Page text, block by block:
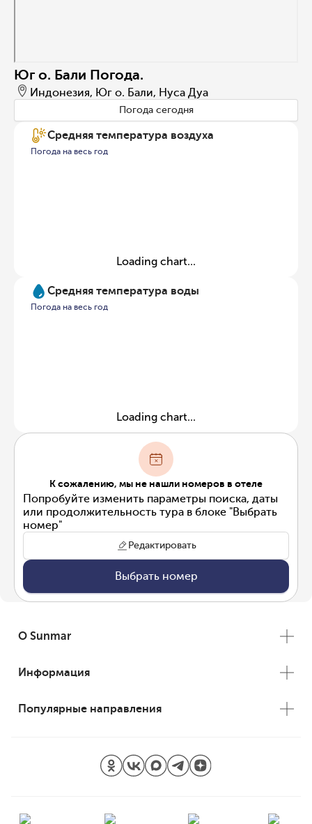
Юг о. Бали Погода.
Индонезия, Юг о. Бали, Нуса Дуа
Погода сегодня
Средняя температура воздуха
Погода на весь год
Loading chart...
Средняя температура воды
Погода на весь год
Loading chart...
К сожалению, мы не нашли номеров в отеле
Попробуйте изменить параметры поиска, даты
или продолжительность тура в блоке "Выбрать
номер"
Редактировать
Выбрать номер
О Sunmar
Информация
Популярные направления